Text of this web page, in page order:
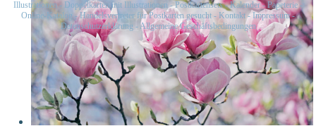
Illustrationen - Doppelkarten mit Illustrationen-Postkartensets-Kalender-Papeterie -
Online-Katalog-Handelsvertreter für Postkarten gesucht - Kontakt-Impressum-
Datenschutzerklärung - Allgemeine Geschäftsbedingungen